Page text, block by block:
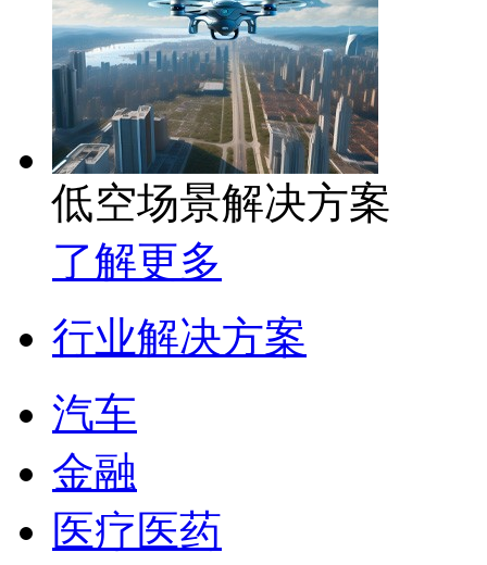
低空场景解决方案
了解更多
行业解决方案
汽车
金融
医疗医药